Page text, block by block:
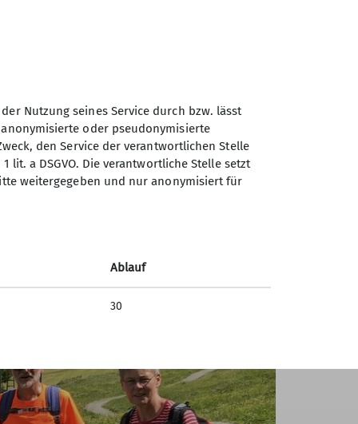
Heimfahrt in Holzgau für eine kurze
in Lech, so mussten wir nur einen
von großem Vorteil war.
Nutzung seines Service durch bzw. lässt
oder pseudonymisierte
den Service der verantwortlichen Stelle
a DSGVO. Die verantwortliche Stelle setzt
weitergegeben und nur anonymisiert für
Ablauf
30